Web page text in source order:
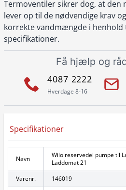
Termoventiler sikrer dog, at den
lever op til de nødvendige krav
korrekte vandmængde i henhold
specifikationer.
Få hjælp og
4087 2222
Hverdage 8-16
Specifikationer
Navn
Wilo reservedel pumpe til
Laddomat 21
Varenr.
146019